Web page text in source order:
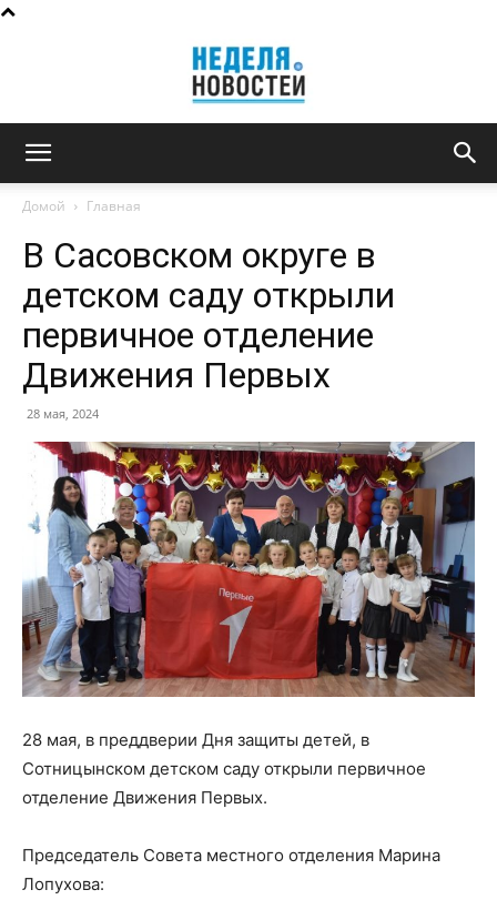
новостей
Домой Главная
В Сасовском округе в
детском саду открыли
первичное отделение
Движения Первых
28 мая, 2024
28 мая, в преддверии Дня защиты детей, в
Сотницынском детском саду открыли первичное
отделение Движения Первых.
Председатель Совета местного отделения Марина
Лопухова: